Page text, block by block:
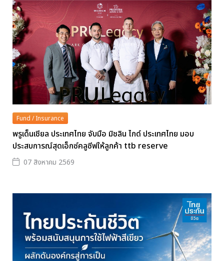
Fund / Insurance
พรูเด็นเชียล ประเทศไทย จับมือ มิชลิน ไกด์ ประเทศไทย มอบ
ประสบการณ์สุดเอ็กซ์คลูซีฟให้ลูกค้า ttb reserve
07 สิงหาคม 2569